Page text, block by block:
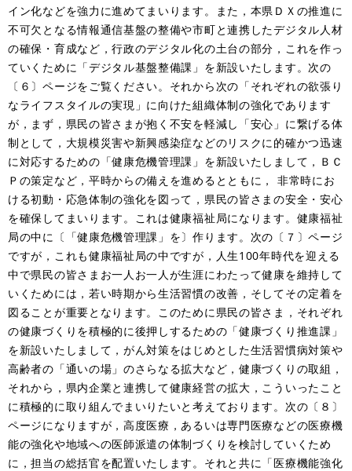
イン化などを強力に進めてまいります。また，本県ＤＸの推進に
不可欠となる情報通信基盤の整備や市町と連携したデジタル人材
の確保・育成など，行政のデジタル化の土台の部分，これを作っ
ていくために「デジタル基盤整備課」を新設いたします。次の
〔６〕ページをご覧ください。それから次の「それぞれの欲張り
なライフスタイルの実現」に向けた組織体制の強化であります
が，まず，県民の皆さまが抱く不安を軽減し「安心」に繋げる体
制として，大規模災害や新興感染症などのリスクに的確かつ迅速
に対応するための「健康危機管理課」を新設いたしまして，ＢＣ
Ｐの策定など，平時からの備えを進めるとともに， 非常時にお
ける初動・応急体制の強化を図って，県民の皆さまの安全・安心
を確保してまいります。これは健康福祉局になります。健康福祉
局の中に〔「健康危機管理課」を〕作ります。次の〔７〕ページ
ですが，これも健康福祉局の中ですが，人生100年時代を迎える
中で県民の皆さまお一人お一人が生涯にわたって健康を維持して
いくためには，若い時期から生活習慣の改善，そしてその定着を
図ることが重要となります。このために県民の皆さま，それぞれ
の健康づくりを積極的に後押しするための「健康づくり推進課」
を新設いたしまして，がん対策をはじめとした生活習慣病対策や
高齢者の「通いの場」のさらなる拡大など，健康づくりの取組，
それから，県内企業と連携して健康経営の拡大，こういったこと
に積極的に取り組んでまいりたいと考えております。次の〔８〕
ページになりますが，高度医療，あるいは専門医療などの医療機
能の強化や地域への医師派遣の体制づくりを検討していくため
に，担当の総括官を配置いたします。それと共に「医療機能強化